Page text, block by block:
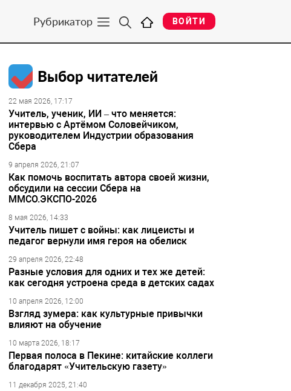
Рубрикатор ВОЙТИ
Выбор читателей
22 мая 2026, 17:17
Учитель, ученик, ИИ – что меняется:
интервью с Артёмом Соловейчиком,
руководителем Индустрии образования
Сбера
9 апреля 2026, 21:07
Как помочь воспитать автора своей жизни,
обсудили на сессии Сбера на
ММСО.ЭКСПО-2026
8 мая 2026, 14:33
Учитель пишет с войны: как лицеисты и
педагог вернули имя героя на обелиск
29 апреля 2026, 22:48
Разные условия для одних и тех же детей:
как сегодня устроена среда в детских садах
10 апреля 2026, 12:00
Взгляд зумера: как культурные привычки
влияют на обучение
10 марта 2026, 18:17
Первая полоса в Пекине: китайские коллеги
благодарят «Учительскую газету»
11 декабря 2025, 21:40